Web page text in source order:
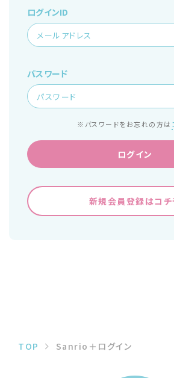
ログインID
パスワード
※パスワードをお忘れの方は
ログイン
新規会員登録はコチ
TOP Sanrio＋ログイン